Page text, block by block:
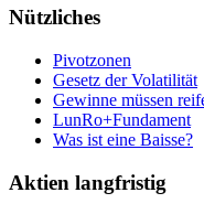
Nützliches
Pivotzonen
Gesetz der Volatilität
Gewinne müssen
LunRo+Fundament
Was ist eine Baisse?
Aktien langfristig